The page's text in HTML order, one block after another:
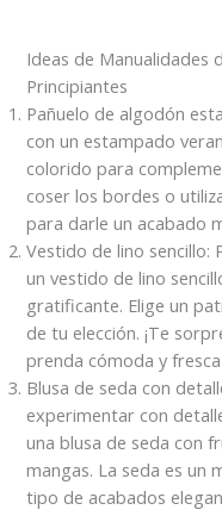
Ideas de Manualidades
Principiantes
Pañuelo de algodón
con un estampado
colorido para
coser los bordes o
para darle un acabado
Vestido de lino sencillo:
un vestido de lino
gratificante. Elige un
de tu elección. ¡Te
prenda cómoda y
Blusa de seda con
experimentar con
una blusa de seda con
mangas. La seda es un
tipo de acabados